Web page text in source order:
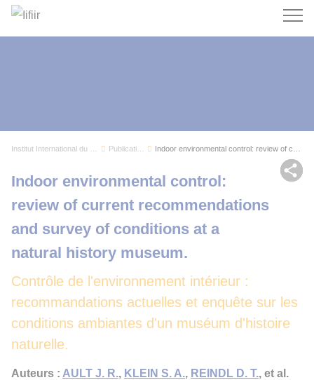
Publications
Contrôle de l'environnement intérieur :
recommandations actuelles et enquête sur les
conditions ambiantes d'un muséum d'histoire
naturelle.
Indoor environmental control:
review of current recommendations
and survey of conditions at a
natural history museum.
Auteurs : AULT J. R., KLEIN S. A., REINDL D. T., et al.